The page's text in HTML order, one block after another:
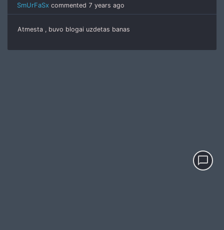
SmUrFaSx commented 7 years ago
Atmesta , buvo blogai uzdetas banas
chat_bubble_outline